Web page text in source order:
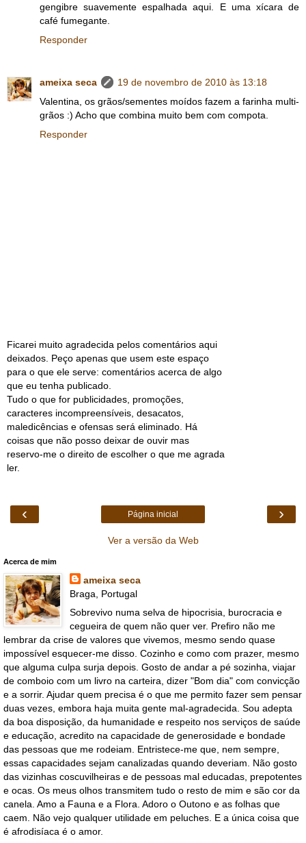
gengibre suavemente espalhada aqui. E uma xícara de
café fumegante.
Responder
ameixa seca
19 de novembro de 2010 às 13:18
Valentina, os grãos/sementes moídos fazem a farinha multi-
grãos :) Acho que combina muito bem com compota.
Responder
Ficarei muito agradecida pelos comentários aqui
deixados. Peço apenas que usem este espaço
para o que ele serve: comentários acerca de algo
que eu tenha publicado.
Tudo o que for publicidades, promoções,
caracteres incompreensíveis, desacatos,
maledicências e ofensas será eliminado. Há
coisas que não posso deixar de ouvir mas
reservo-me o direito de escolher o que me agrada
ler.
‹ ›
Página inicial
Ver a versão da Web
Acerca de mim
ameixa seca
Braga, Portugal
Sobrevivo numa selva de hipocrisia, burocracia e
cegueira de quem não quer ver. Prefiro não me
lembrar da crise de valores que vivemos, mesmo sendo quase
impossível esquecer-me disso. Cozinho e como com prazer, mesmo
que alguma culpa surja depois. Gosto de andar a pé sozinha, viajar
de comboio com um livro na carteira, dizer "Bom dia" com convicção
e a sorrir. Ajudar quem precisa é o que me permito fazer sem pensar
duas vezes, embora haja muita gente mal-agradecida. Sou adepta
da boa disposição, da humanidade e respeito nos serviços de saúde
e educação, acredito na capacidade de generosidade e bondade
das pessoas que me rodeiam. Entristece-me que, nem sempre,
essas capacidades sejam canalizadas quando deveriam. Não gosto
das vizinhas coscuvilheiras e de pessoas mal educadas, prepotentes
e ocas. Os meus olhos transmitem tudo o resto de mim e são cor da
canela. Amo a Fauna e a Flora. Adoro o Outono e as folhas que
caem. Não vejo qualquer utilidade em peluches. E a única coisa que
é afrodisíaca é o amor.